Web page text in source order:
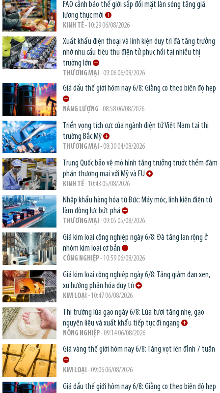
FAO cảnh báo thế giới sắp đối mặt làn sóng tăng giá
lương thực mới
KINH TẾ- 10:29 06/08/2026
Xuất khẩu điện thoại và linh kiện duy trì đà tăng trưởng
nhờ nhu cầu tiêu thụ điện tử phục hồi tại nhiều thị
trường lớn
THƯƠNG MẠI - 09:06 06/08/2026
Giá dầu thế giới hôm nay 6/8: Giằng co theo biên độ hẹp
NĂNG LƯỢNG - 08:58 06/08/2026
Triển vọng tích cực của ngành điện tử Việt Nam tại thị
trường Bắc Mỹ
THƯƠNG MẠI - 08:30 04/08/2026
Trung Quốc bảo vệ mô hình tăng trưởng trước thềm đàm
phán thương mại với Mỹ và EU
KINH TẾ- 10:43 05/08/2026
Nhập khẩu hàng hóa từ Đức: Máy móc, linh kiện điện tử
làm động lực bứt phá
THƯƠNG MẠI - 09:05 05/08/2026
Giá kim loại công nghiệp ngày 6/8: Đà tăng lan rộng ở
nhóm kim loại cơ bản
CÔNG NGHIỆP- 10:59 06/08/2026
Giá kim loại công nghiệp ngày 6/8: Tăng giảm đan xen,
xu hướng phân hóa duy trì
KIM LOẠI - 10:47 06/08/2026
Thị trường lúa gạo ngày 6/8: Lúa tươi tăng nhẹ, gạo
nguyên liệu và xuất khẩu tiếp tục đi ngang
NÔNG NGHIỆP- 09:14 06/08/2026
Giá vàng thế giới hôm nay 6/8: Tăng vọt lên đỉnh 7 tuần
KIM LOẠI - 09:06 06/08/2026
Giá dầu thế giới hôm nay 6/8: Giằng co theo biên độ hẹp